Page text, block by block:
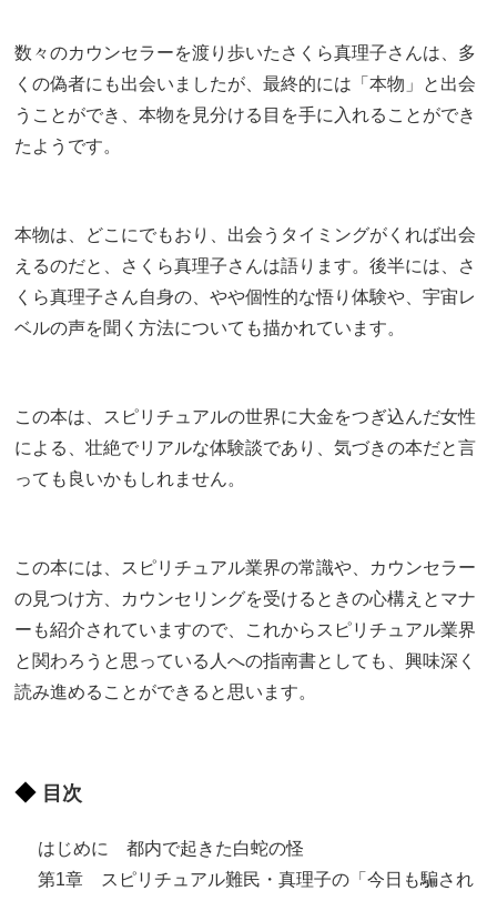
数々のカウンセラーを渡り歩いたさくら真理子さんは、多
くの偽者にも出会いましたが、最終的には「本物」と出会
うことができ、本物を見分ける目を手に入れることができ
たようです。
本物は、どこにでもおり、出会うタイミングがくれば出会
えるのだと、さくら真理子さんは語ります。後半には、さ
くら真理子さん自身の、やや個性的な悟り体験や、宇宙レ
ベルの声を聞く方法についても描かれています。
この本は、スピリチュアルの世界に大金をつぎ込んだ女性
による、壮絶でリアルな体験談であり、気づきの本だと言
っても良いかもしれません。
この本には、スピリチュアル業界の常識や、カウンセラー
の見つけ方、カウンセリングを受けるときの心構えとマナ
ーも紹介されていますので、これからスピリチュアル業界
と関わろうと思っている人への指南書としても、興味深く
読み進めることができると思います。
目次
はじめに 都内で起きた白蛇の怪
第1章 スピリチュアル難民・真理子の「今日も騙され